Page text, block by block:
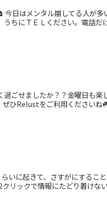
今日はメンタル崩してる人が
ちにＴＥＬください。電話だ
過ごせましたか？？金曜日も
ぜひRelustをご利用くださいね
いに起きて、さすがにする
ックで情報にたどり着けな